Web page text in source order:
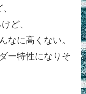
ど、
なに高くない。
ー特性になりそ